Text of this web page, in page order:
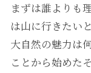
まずは誰よりも
は山に行きたい
大自然の魅力は
ことから始めた